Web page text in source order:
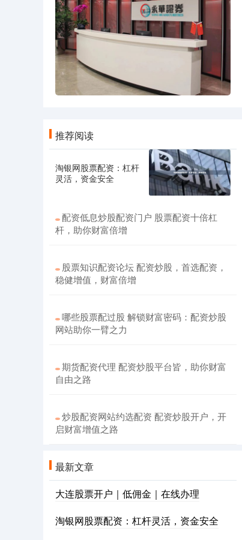
推荐阅读
淘银网股票配资：杠杆
灵活，资金安全
配资低息炒股配资门户 股票配资十倍杠
杆，助你财富倍增
股票知识配资论坛 配资炒股，首选配资，
稳健增值，财富倍增
哪些股票配过股 解锁财富密码：配资炒股
网站助你一臂之力
期货配资代理 配资炒股平台皆，助你财富
自由之路
炒股配资网站约选配资 配资炒股开户，开
启财富增值之路
最新文章
大连股票开户｜低佣金｜在线办理
淘银网股票配资：杠杆灵活，资金安全